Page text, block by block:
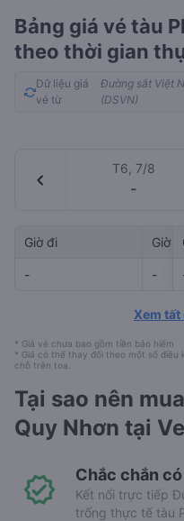
Bảng giá vé tàu
theo thời gian
Dữ liệu giá
vé từ
Đường sắt Việt
(DSVN)
chevron_left
T6, 7/8
-
Giờ đi Giờ
- -
Xem tất
* Giá vé chưa bao gồm tiền bảo hiểm
* Giá có thể thay đổi theo một số điều
chỗ trên toa.
Tại sao nên
Quy Nhơn tại
Chắc chắn
Kết nối trực tiếp
trống thực tế tàu